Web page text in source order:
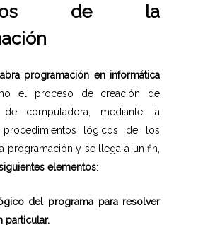
de la
programación en informática
el proceso de creación de
computadora, mediante la
lógicos de los
programación y se llega a un fin,
elementos:
del programa para resolver
particular.